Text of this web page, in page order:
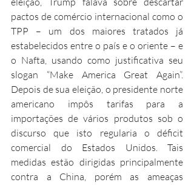
pactos de comércio internacional como o
TPP – um dos maiores tratados já
estabelecidos entre o país e o oriente – e
o Nafta, usando como justificativa seu
slogan “Make America Great Again”.
Depois de sua eleição, o presidente norte
americano impôs tarifas para a
importações de vários produtos sob o
discurso que isto regularia o déficit
comercial do Estados Unidos. Tais
medidas estão dirigidas principalmente
contra a China, porém as ameaças